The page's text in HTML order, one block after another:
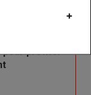
pour profiter